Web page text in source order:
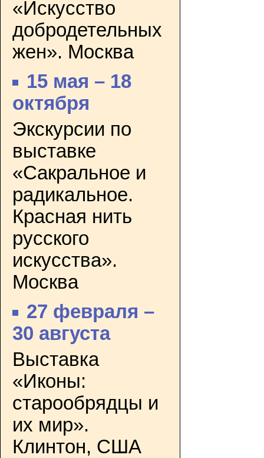
«Искусство
добродетельных
жен». Москва
15 мая – 18
октября
Экскурсии по
выставке
«Сакральное и
радикальное.
Красная нить
русского
искусства».
Москва
27 февраля –
30 августа
Выставка
«Иконы:
старообрядцы и
их мир».
Клинтон, США